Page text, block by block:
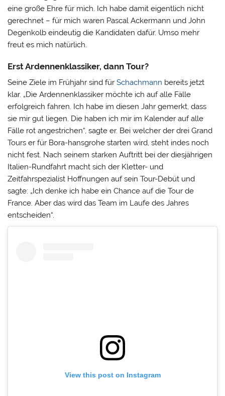
eine große Ehre für mich. Ich habe damit eigentlich nicht
gerechnet – für mich waren Pascal Ackermann und John
Degenkolb eindeutig die Kandidaten dafür. Umso mehr
freut es mich natürlich.
Erst Ardennenklassiker, dann Tour?
Seine Ziele im Frühjahr sind fürSchachmann bereits jetzt
klar. „Die Ardennenklassiker möchte ich auf alle Fälle
erfolgreich fahren. Ich habe im diesen Jahr gemerkt, dass
sie mir gut liegen. Die haben ich mir im Kalender auf alle
Fälle rot angestrichen“, sagte er. Bei welcher der drei Grand
Tours er für Bora-hansgrohe starten wird, steht indes noch
nicht fest. Nach seinem starken Auftritt bei der diesjährigen
Italien-Rundfahrt macht sich der Kletter- und
Zeitfahrspezialist Hoffnungen auf sein Tour-Debüt und
sagte: „Ich denke ich habe ein Chance auf die Tour de
France. Aber das wird das Team im Laufe des Jahres
entscheiden“.
View this post on Instagram